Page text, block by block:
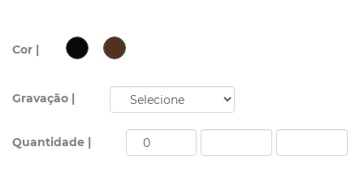
Cor |
Gravação |
Quantidade |